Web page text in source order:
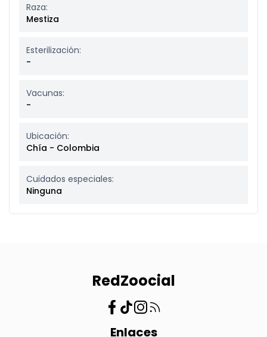
Raza:
Mestiza
Esterilización:
-
Vacunas:
-
Ubicación:
Chía - Colombia
Cuidados especiales:
Ninguna
RedZoocial
Enlaces